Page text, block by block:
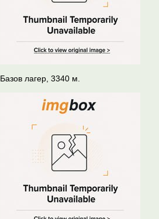
Базов лагер, 3340 м.